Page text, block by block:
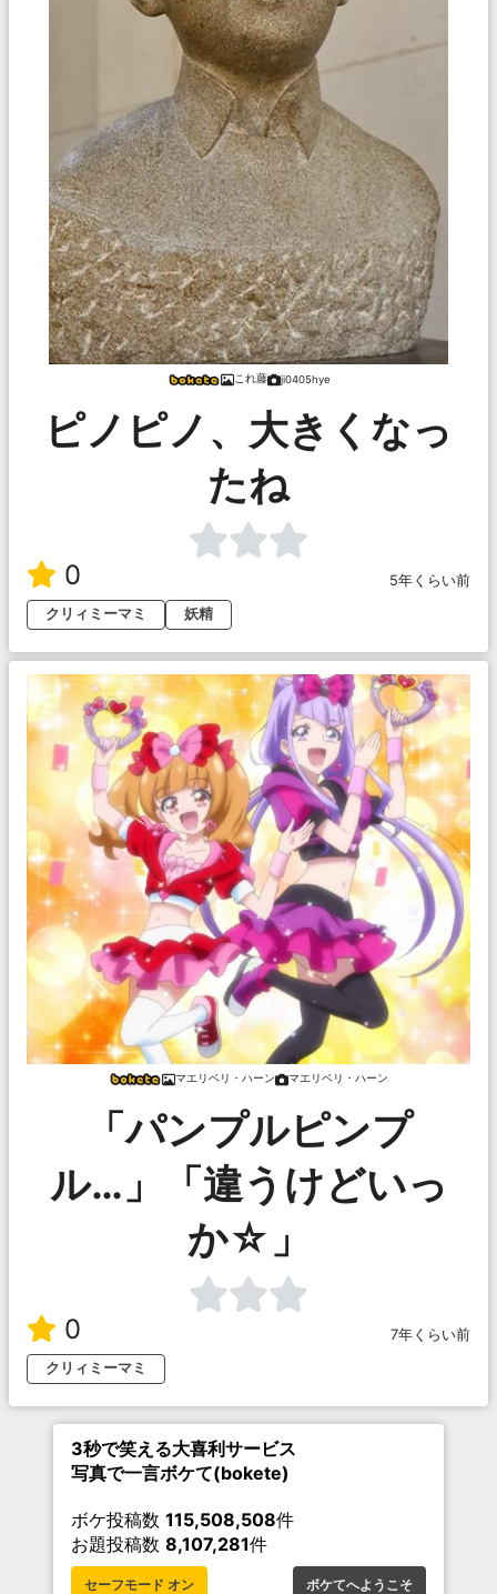
これ藤 ji0405hye
ピノピノ、大きくなっ
たね
0
5年くらい前
クリィミーマミ
妖精
マエリベリ・ハーン マエリベリ・ハーン
「パンプルピンプ
ル…」「違うけどいっ
か☆」
0
7年くらい前
クリィミーマミ
3秒で笑える大喜利サービス
写真で一言ボケて(bokete)
ボケ投稿数 115,508,508件
お題投稿数 8,107,281件
セーフモード オン ボケてへようこそ